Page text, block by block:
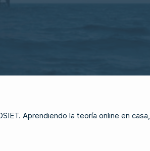
. Aprendiendo la teoría online en casa,